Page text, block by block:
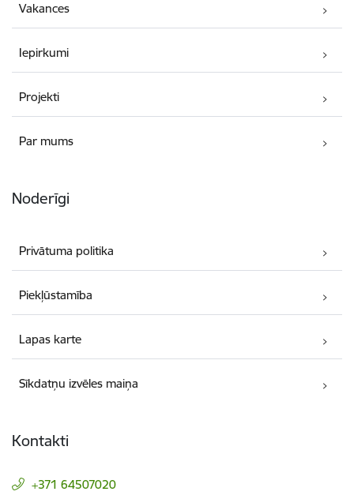
Vakances
Iepirkumi
Projekti
Par mums
Noderīgi
Privātuma politika
Piekļūstamība
Lapas karte
Sīkdatņu izvēles maiņa
Kontakti
+371 64507020